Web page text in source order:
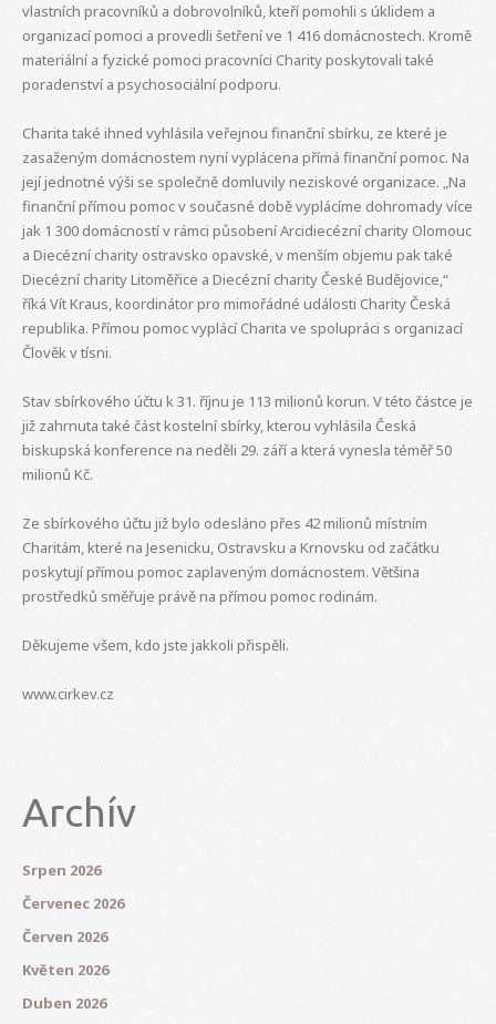
vlastních pracovníků a dobrovolníků, kteří pomohli s úklidem a
organizací pomoci a provedli šetření ve 1 416 domácnostech. Kromě
materiální a fyzické pomoci pracovníci Charity poskytovali také
poradenství a psychosociální podporu.
Charita také ihned vyhlásila veřejnou finanční sbírku, ze které je
zasaženým domácnostem nyní vyplácena přímá finanční pomoc. Na
její jednotné výši se společně domluvily neziskové organizace. „Na
finanční přímou pomoc v současné době vyplácíme dohromady více
jak 1 300 domácností v rámci působení Arcidiecézní charity Olomouc
a Diecézní charity ostravsko opavské, v menším objemu pak také
Diecézní charity Litoměřice a Diecézní charity České Budějovice,“
říká Vít Kraus, koordinátor pro mimořádné události Charity Česká
republika. Přímou pomoc vyplácí Charita ve spolupráci s organizací
Člověk v tísni.
Stav sbírkového účtu k 31. říjnu je 113 milionů korun. V této částce je
již zahrnuta také část kostelní sbírky, kterou vyhlásila Česká
biskupská konference na neděli 29. září a která vynesla téměř 50
milionů Kč.
Ze sbírkového účtu již bylo odesláno přes 42 milionů místním
Charitám, které na Jesenicku, Ostravsku a Krnovsku od začátku
poskytují přímou pomoc zaplaveným domácnostem. Většina
prostředků směřuje právě na přímou pomoc rodinám.
Děkujeme všem, kdo jste jakkoli přispěli.
www.cirkev.cz
Archív
Srpen 2026
Červenec 2026
Červen 2026
Květen 2026
Duben 2026